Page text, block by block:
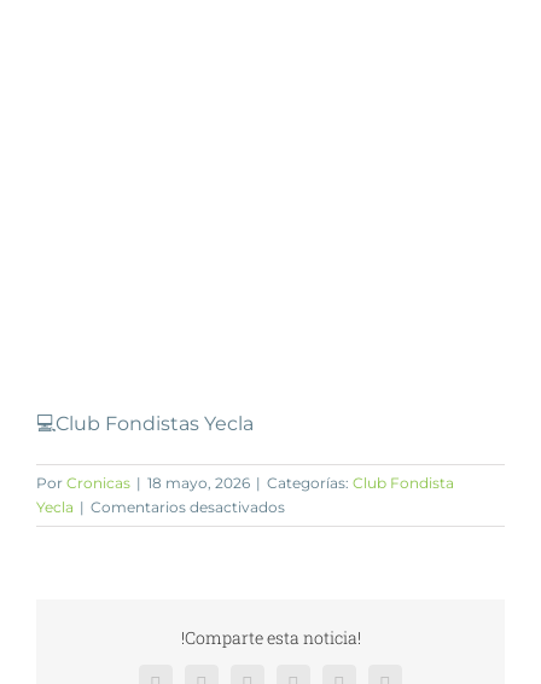
💻Club Fondistas Yecla
Por Cronicas | 18 mayo, 2026 | Categorías: Club Fondista
Yecla | Comentarios desactivadosen
Guadalupe
!Comparte esta noticia!